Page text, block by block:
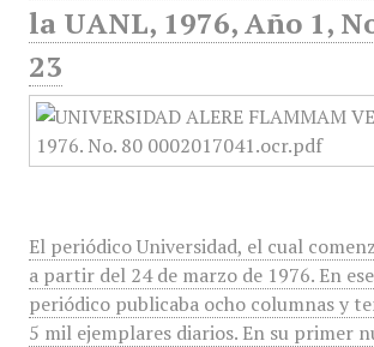
la UANL, 1976, Año 1,
23
El periódico Universidad, el cual
a partir del 24 de marzo de 1976. En
periódico publicaba ocho columnas y
5 mil ejemplares diarios. En su primer